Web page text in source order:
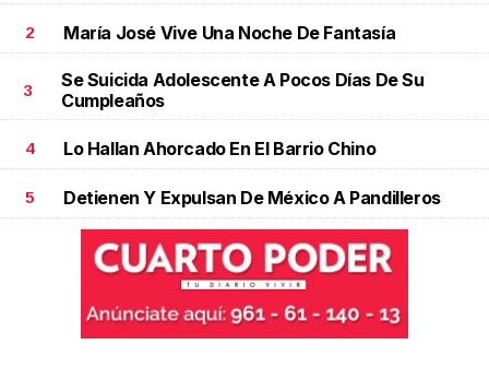
2 María José Vive Una Noche De Fantasía
3
Se Suicida Adolescente A Pocos Días De Su
Cumpleaños
4 Lo Hallan Ahorcado En El Barrio Chino
5 Detienen Y Expulsan De México A Pandilleros